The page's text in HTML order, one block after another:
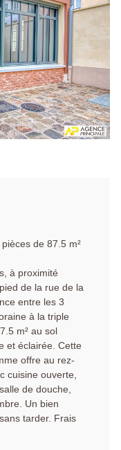
de 87.5 m²
à proximité
de la rue de la
entre les 3
à la triple
m² au sol
et éclairée. Cette
offre au rez-
cuisine ouverte,
de douche,
Un bien
tarder. Frais